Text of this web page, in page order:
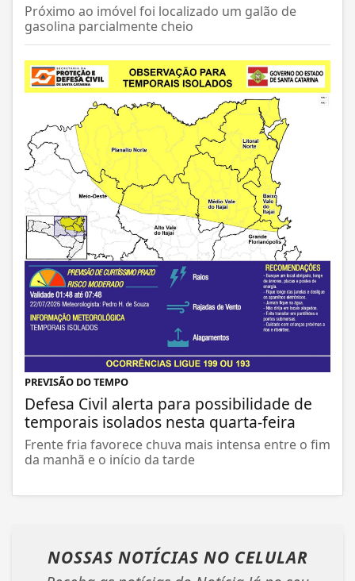
Próximo ao imóvel foi localizado um galão de
gasolina parcialmente cheio
PREVISÃO DO TEMPO
Defesa Civil alerta para possibilidade de
temporais isolados nesta quarta-feira
Frente fria favorece chuva mais intensa entre o fim
da manhã e o início da tarde
NOSSAS NOTÍCIAS NO CELULAR